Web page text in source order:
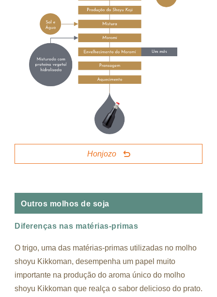
Honjozo
Outros molhos de soja
Diferenças nas matérias-primas
O trigo, uma das matérias-primas utilizadas no molho
shoyu Kikkoman, desempenha um papel muito
importante na produção do aroma único do molho
shoyu Kikkoman que realça o sabor delicioso do prato.